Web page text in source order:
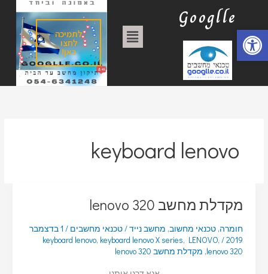
פתח סרגל נגישות
Googlle
תפריט לתמיכה
לחצו
כאן!
keyboard lenovo
מקדלת מחשב lenovo 320
חומרה, טכנאי מחשוב, מחשב נייד/טכנאי מחשבים / 1 בדצמבר
2019
/
keyboard lenovo, keyboard lenovo X series, LENOVO,
lenovo 320
, מקדלת מחשב lenovo 320
ג
ו
י